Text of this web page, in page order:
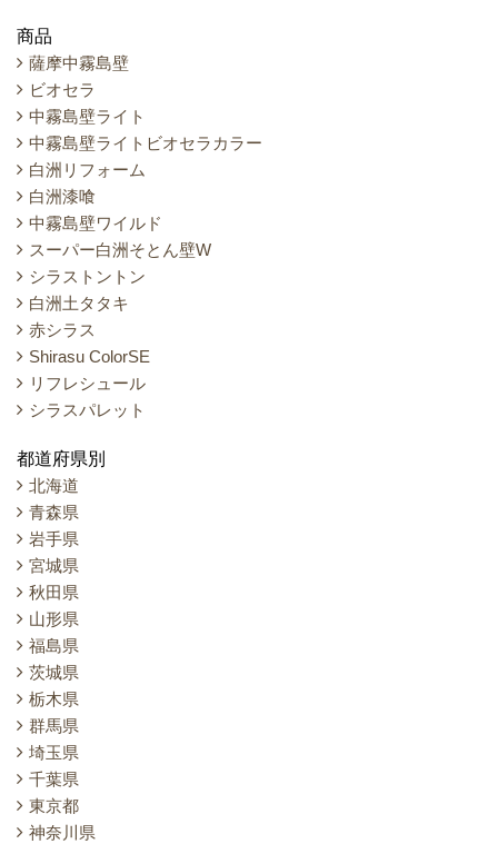
商品
薩摩中霧島壁
ビオセラ
中霧島壁ライト
中霧島壁ライトビオセラカラー
白洲リフォーム
白洲漆喰
中霧島壁ワイルド
スーパー白洲そとん壁W
シラストントン
白洲土タタキ
赤シラス
Shirasu ColorSE
リフレシュール
シラスパレット
都道府県別
北海道
青森県
岩手県
宮城県
秋田県
山形県
福島県
茨城県
栃木県
群馬県
埼玉県
千葉県
東京都
神奈川県